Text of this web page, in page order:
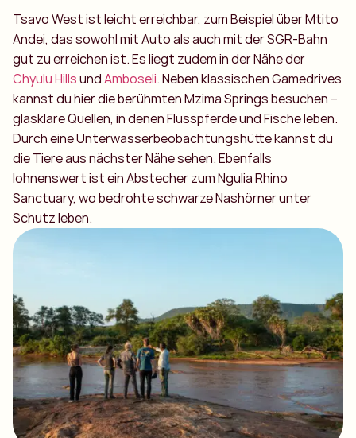
Tsavo West ist leicht erreichbar, zum Beispiel über Mtito
Andei, das sowohl mit Auto als auch mit der SGR-Bahn
gut zu erreichen ist. Es liegt zudem in der Nähe der
Chyulu HillsundAmboseli. Neben klassischen Gamedrives
kannst du hier die berühmten Mzima Springs besuchen –
glasklare Quellen, in denen Flusspferde und Fische leben.
Durch eine Unterwasserbeobachtungshütte kannst du
die Tiere aus nächster Nähe sehen. Ebenfalls
lohnenswert ist ein Abstecher zum Ngulia Rhino
Sanctuary, wo bedrohte schwarze Nashörner unter
Schutz leben.